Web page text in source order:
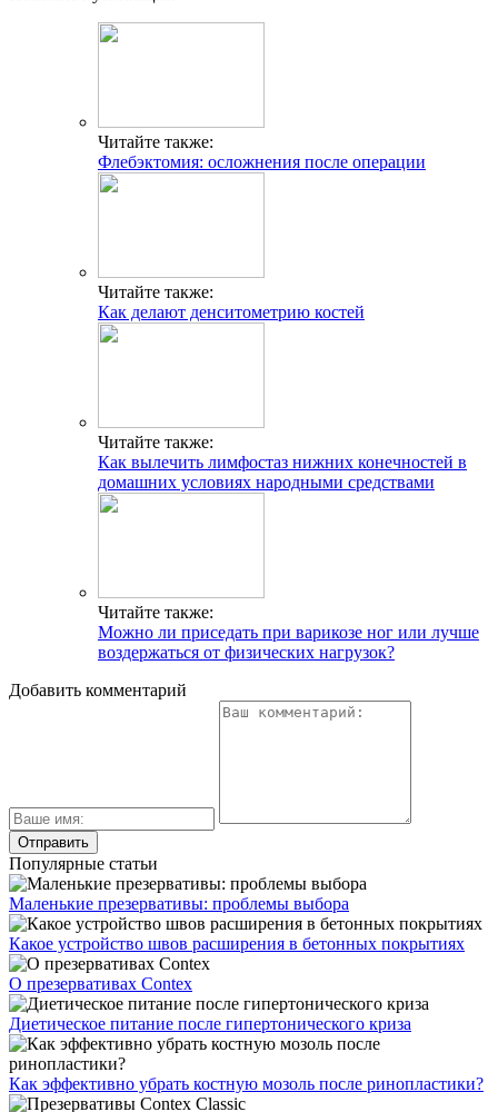
Читайте также:
Флебэктомия: осложнения после операции
Читайте также:
Как делают денситометрию костей
Читайте также:
Как вылечить лимфостаз нижних конечностей в
домашних условиях народными средствами
Читайте также:
Можно ли приседать при варикозе ног или лучше
воздержаться от физических нагрузок?
Добавить комментарий
Популярные статьи
Маленькие презервативы: проблемы выбора
Какое устройство швов расширения в бетонных покрытиях
О презервативах Contex
Диетическое питание после гипертонического криза
Как эффективно убрать костную мозоль после ринопластики?